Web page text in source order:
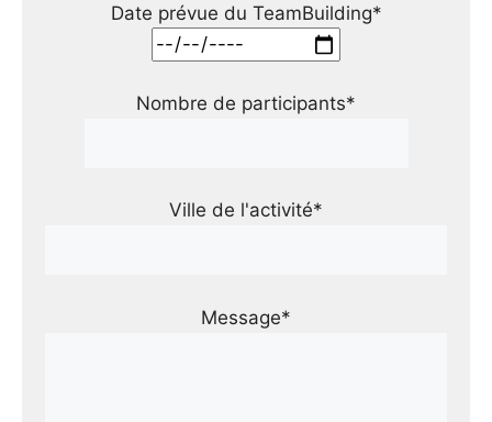
Date prévue du TeamBuilding*
Nombre de participants*
Ville de l'activité*
Message*